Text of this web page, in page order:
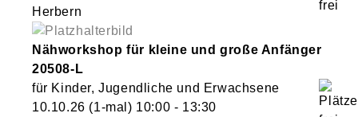
Herbern
Nähworkshop für kleine und große Anfänger
20508-L
für Kinder, Jugendliche und Erwachsene
10.10.26 (1-mal) 10:00 - 13:30